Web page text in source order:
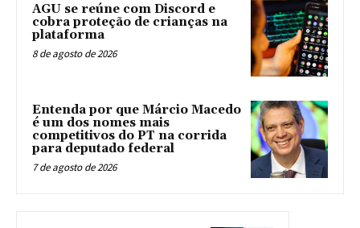
AGU se reúne com Discord e
cobra proteção de crianças na
plataforma
8 de agosto de 2026
Entenda por que Márcio Macedo
é um dos nomes mais
competitivos do PT na corrida
para deputado federal
7 de agosto de 2026